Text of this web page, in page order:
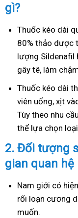
gì?
Thuốc kéo dài
80% thảo dược
lượng Sildenafil
gây tê, làm
Thuốc kéo dài
viên uống, xịt
Tùy theo nhu
thể lựa chọn
2. Đối tượng
gian quan hệ
Nam giới có
rối loạn cương
muốn.